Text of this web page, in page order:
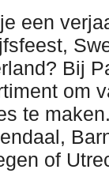
een
Bij
om
te
of